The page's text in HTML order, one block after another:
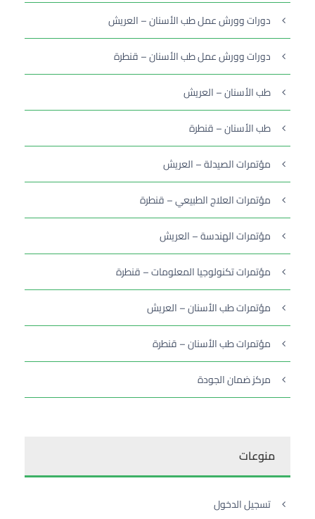
دورات وورش عمل طب الأسنان – العريش
دورات وورش عمل طب الأسنان – قنطرة
طب الأسنان – العريش
طب الأسنان – قنطرة
مؤتمرات الصيدلة – العريش
مؤتمرات العلاج الطبيعي – قنطرة
مؤتمرات الهندسة – العريش
مؤتمرات تكنولوجيا المعلومات – قنطرة
مؤتمرات طب الأسنان – العريش
مؤتمرات طب الأسنان – قنطرة
مركز ضمان الجودة
منوعات
تسجيل الدخول